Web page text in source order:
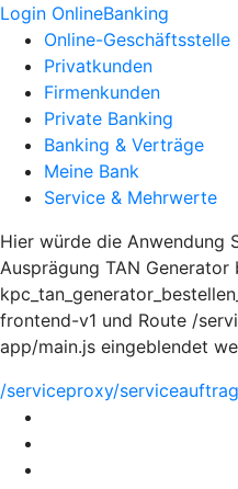
Login OnlineBanking
Online-Geschäftsstelle
Privatkunden
Firmenkunden
Private Banking
Banking & Verträge
Meine Bank
Service & Mehrwerte
Hier würde die Anwendung
Ausprägung TAN Generator
frontend-v1 und Route /
app/main.js eingeblendet
/serviceproxy/